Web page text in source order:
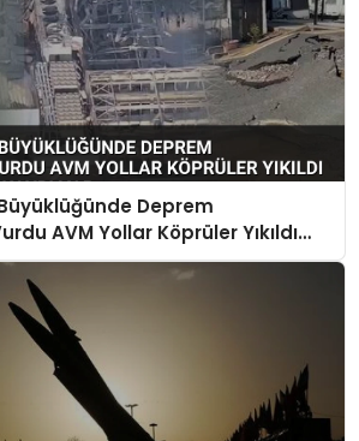
Deprem
AVM Yollar Köprüler Yıkıldı
Var